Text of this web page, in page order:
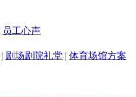
员工心声
| 剧场剧院礼堂 | 体育场馆方案